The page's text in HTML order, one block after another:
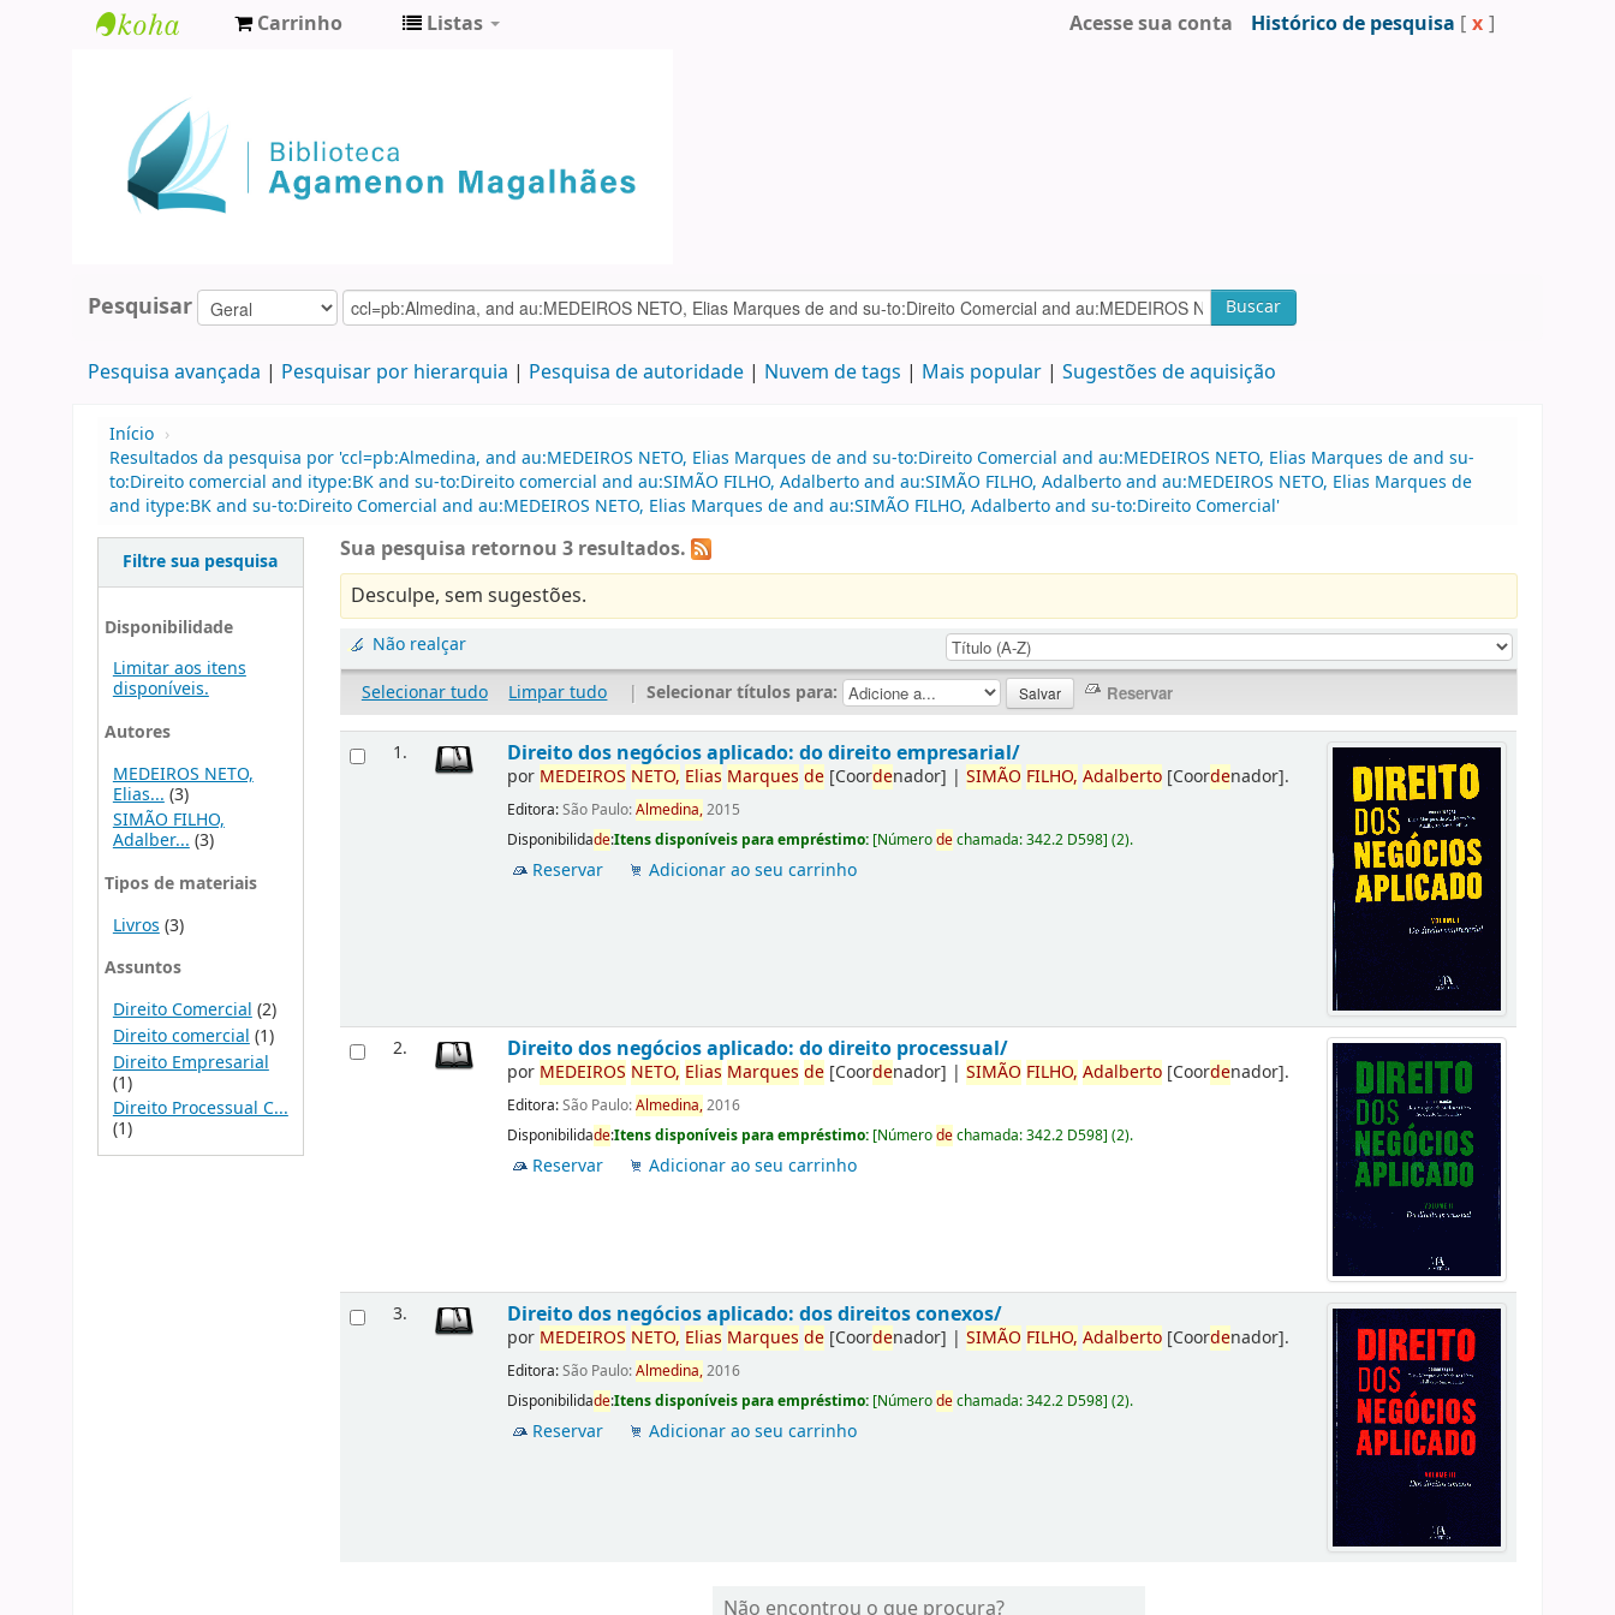
Agamenon
Magalhães
Carrinho Listas Acesse sua conta Histórico de pesquisa [ x ]
Pesquisar Buscar
Pesquisa avançada Pesquisar por hierarquia Pesquisa de autoridade Nuvem de tags Mais popular Sugestões de aquisição
Início ›
Resultados da pesquisa por 'ccl=pb:Almedina, and au:MEDEIROS NETO, Elias Marques de and su-to:Direito Comercial and au:MEDEIROS NETO, Elias Marques de and su-
to:Direito comercial and itype:BK and su-to:Direito comercial and au:SIMÃO FILHO, Adalberto and au:SIMÃO FILHO, Adalberto and au:MEDEIROS NETO, Elias Marques de
and itype:BK and su-to:Direito Comercial and au:MEDEIROS NETO, Elias Marques de and au:SIMÃO FILHO, Adalberto and su-to:Direito Comercial'
Filtre sua pesquisa
Disponibilidade
Limitar aos itens
disponíveis.
Autores
MEDEIROS NETO,
Elias... (3)
SIMÃO FILHO,
Adalber...(3)
Tipos de materiais
Livros (3)
Assuntos
Direito Comercial (2)
Direito comercial (1)
Direito Empresarial
(1)
Direito Processual C...
(1)
Sua pesquisa retornou 3 resultados.
Desculpe, sem sugestões.
Não realçar
Selecionar tudo
Limpar tudo | Selecionar títulos para:
1. Direito dos negócios aplicado: do direito empresarial/
por MEDEIROS NETO, Elias Marques de [Coordenador] |SIMÃO FILHO, Adalberto [Coordenador].
Editora:São Paulo:Almedina,2015
Disponibilidade:Itens disponíveis para empréstimo: [Númerodechamada:342.2 D598](2).
Reservar Adicionar ao seu carrinho
2. Direito dos negócios aplicado: do direito processual/
por MEDEIROS NETO, Elias Marques de [Coordenador] |SIMÃO FILHO, Adalberto [Coordenador].
Editora:São Paulo:Almedina,2016
Disponibilidade:Itens disponíveis para empréstimo: [Númerodechamada:342.2 D598](2).
Reservar Adicionar ao seu carrinho
3. Direito dos negócios aplicado: dos direitos conexos/
por MEDEIROS NETO, Elias Marques de [Coordenador] |SIMÃO FILHO, Adalberto [Coordenador].
Editora:São Paulo:Almedina,2016
Disponibilidade:Itens disponíveis para empréstimo: [Númerodechamada:342.2 D598](2).
Reservar Adicionar ao seu carrinho